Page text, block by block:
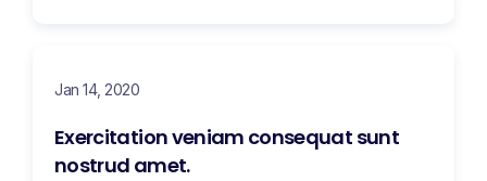
Jan 14, 2020
Exercitation veniam consequat sunt
nostrud amet.